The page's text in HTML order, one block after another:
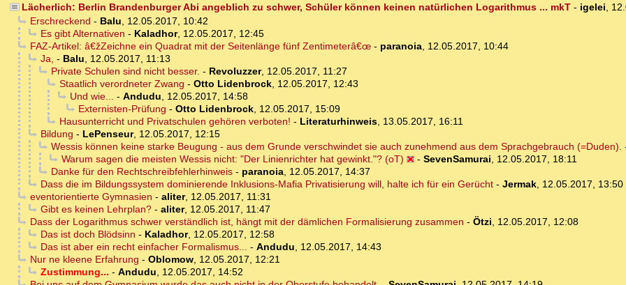
Lächerlich: Berlin Brandenburger Abi angeblich zu schwer, Schüler können keinen natürlichen Logarithmus ... mkT- igelei,
Erschreckend - Balu, 12.05.2017, 10:42
Es gibt Alternativen - Kaladhor, 12.05.2017, 12:45
FAZ-Artikel: â€žZeichne ein Quadrat mit der Seitenlänge fünf Zentimeterâ€œ- paranoia, 12.05.2017, 10:44
Ja, - Balu, 12.05.2017, 11:13
Private Schulen sind nicht besser. - Revoluzzer, 12.05.2017, 11:27
Staatlich verordneter Zwang - Otto Lidenbrock, 12.05.2017, 12:43
Und wie... - Andudu, 12.05.2017, 14:58
Externisten-Prüfung - Otto Lidenbrock, 12.05.2017, 15:09
Hausunterricht und Privatschulen gehören verboten! - Literaturhinweis, 13.05.2017, 16:11
Bildung - LePenseur, 12.05.2017, 12:15
Wessis können keine starke Beugung - aus dem Grunde verschwindet sie auch zunehmend aus dem Sprachgebrauch (=Duden).
Warum sagen die meisten Wessis nicht: "Der Linienrichter hat gewinkt."? (oT)
- SevenSamurai, 12.05.2017, 18:11
Danke für den Rechtschreibfehlerhinweis- paranoia, 12.05.2017, 14:37
Dass die im Bildungssystem dominierende Inklusions-Mafia Privatisierung will, halte ich für ein Gerücht- Jermak, 12.05.2017, 13:50
eventorientierte Gymnasien - aliter, 12.05.2017, 11:31
Gibt es keinen Lehrplan?- aliter, 12.05.2017, 11:47
Dass der Logarithmus schwer verständlich ist, hängt mit der dämlichen Formalisierung zusammen - Ötzi, 12.05.2017, 12:08
Das ist doch Blödsinn - Kaladhor, 12.05.2017, 12:58
Das ist aber ein recht einfacher Formalismus... - Andudu, 12.05.2017, 14:43
Nur ne kleene Erfahrung - Oblomow, 12.05.2017, 12:21
Zustimmung... - Andudu, 12.05.2017, 14:52